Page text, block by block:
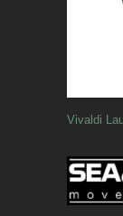
Vivaldi